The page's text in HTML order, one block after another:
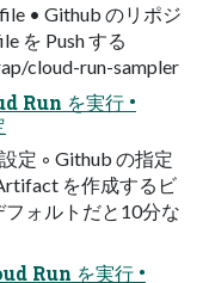
• Github のリポジ
を Push する
cloud-run-sampler
Run を実行 •
定 ◦ Github の指定
を作成するビ
フォルトだと10分な
Run を実行 •